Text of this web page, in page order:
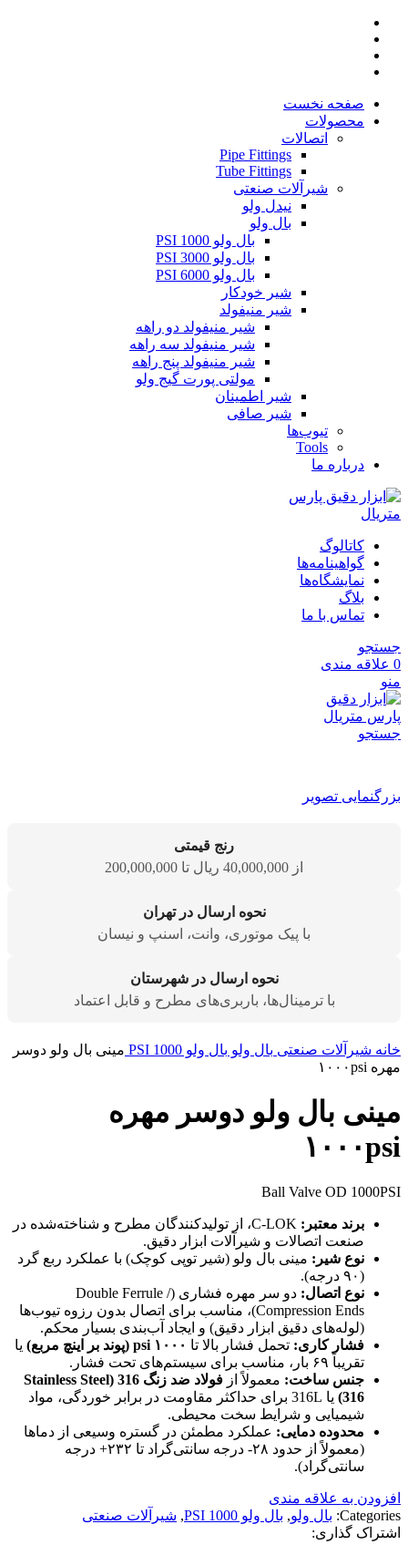
صفحه نخست
محصولات
اتصالات
Pipe Fittings
Tube Fittings
شیرآلات صنعتی
نیدل ولو
بال ولو
بال ولو 1000 PSI
بال ولو 3000 PSI
بال ولو 6000 PSI
شیر خودکار
شیر منیفولد
شیر منیفولد دو راهه
شیر منیفولد سه راهه
شیر منیفولد پنج راهه
مولتی پورت گیج ولو
شیر اطمینان
شیر صافی
تیوب‌ها
Tools
درباره ما
کاتالوگ
گواهینامه‌ها
نمایشگاه‌ها
بلاگ
تماس با ما
جستجو
0 علاقه مندی
منو
جستجو
بزرگنمایی تصویر
رنج قیمتی
از 40,000,000 ریال تا 200,000,000
نحوه ارسال در تهران
با پیک موتوری، وانت، اسنپ و نیسان
نحوه ارسال در شهرستان
با ترمینال‌ها، باربری‌های مطرح و قابل اعتماد
خانه شیرآلات صنعتی بال ولو بال ولو 1000 PSI
مینی بال ولو دوسر
مهره ۱۰۰۰psi
مینی بال ولو دوسر مهره
۱۰۰۰psi
Ball Valve OD 1000PSI
برند معتبر:
C-LOK، از تولیدکنندگان مطرح و شناخته‌شده در
صنعت اتصالات و شیرآلات ابزار دقیق.
نوع شیر: مینی بال ولو (شیر توپی کوچک) با عملکرد ربع گرد
(۹۰ درجه).
نوع اتصال:
دو سر مهره فشاری (Double Ferrule /
Compression Ends)، مناسب برای اتصال بدون رزوه تیوب‌ها
(لوله‌های دقیق ابزار دقیق) و ایجاد آب‌بندی بسیار محکم.
فشار کاری: تحمل فشار بالا تا ۱۰۰۰ psi (پوند بر اینچ مربع)
یا
تقریباً ۶۹ بار، مناسب برای سیستم‌های تحت فشار.
جنس ساخت: معمولاً از
فولاد ضد زنگ 316 (Stainless Steel
316)
یا 316L برای حداکثر مقاومت در برابر خوردگی، مواد
شیمیایی و شرایط سخت محیطی.
محدوده دمایی: عملکرد مطمئن در گستره وسیعی از دماها
(معمولاً از حدود ۲۸- درجه سانتی‌گراد تا ۲۳۲+ درجه
سانتی‌گراد).
افزودن به علاقه مندی
Categories: بال ولو, بال ولو 1000 PSI , شیرآلات صنعتی
اشتراک گذاری: